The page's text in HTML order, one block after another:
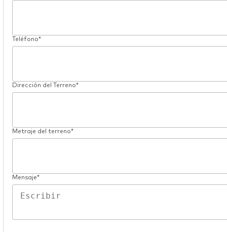
Teléfono*
Dirección del Terreno*
Metraje del terreno*
Mensaje*